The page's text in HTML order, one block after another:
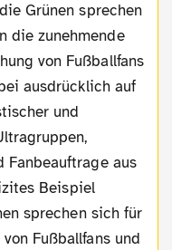
Grünen sprechen
die zunehmende
von Fußballfans
ausdrücklich auf
und
Fanbeauftrage aus
Beispiel
sprechen sich für
Fußballfans und